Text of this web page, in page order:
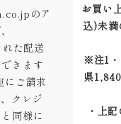
のア
た配送
きます
にご請求
クレジ
同様に
お買い
込)未
※注1・
県
・上